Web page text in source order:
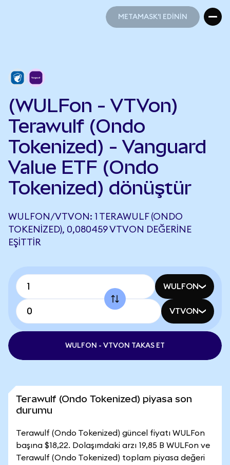
METAMASK'I EDİNİN
(WULFon - VTVon)
Terawulf (Ondo
Tokenized) - Vanguard
Value ETF (Ondo
Tokenized) dönüştür
WULFON/VTVON: 1 TERAWULF (ONDO
TOKENIZED), 0,080459 VTVON DEĞERINE
EŞITTIR
WULFON
VTVON
WULFON - VTVON TAKAS ET
Terawulf (Ondo Tokenized) piyasa son
durumu
Terawulf (Ondo Tokenized) güncel fiyatı WULFon
başına $18,22. Dolaşımdaki arzı 19,85 B WULFon ve
Terawulf (Ondo Tokenized) toplam piyasa değeri